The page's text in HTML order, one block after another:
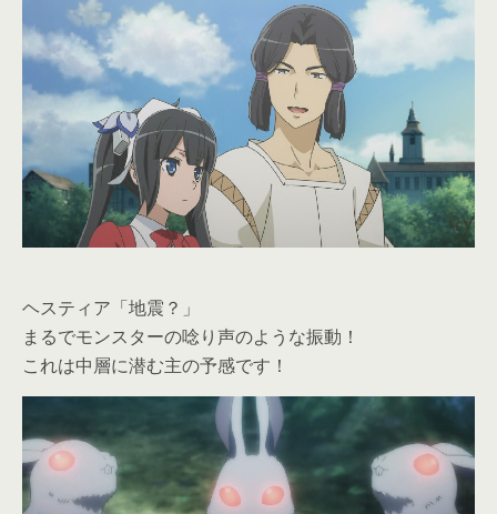
ヘスティア「地震？」
まるでモンスターの唸り声のような振動！
これは中層に潜む主の予感です！